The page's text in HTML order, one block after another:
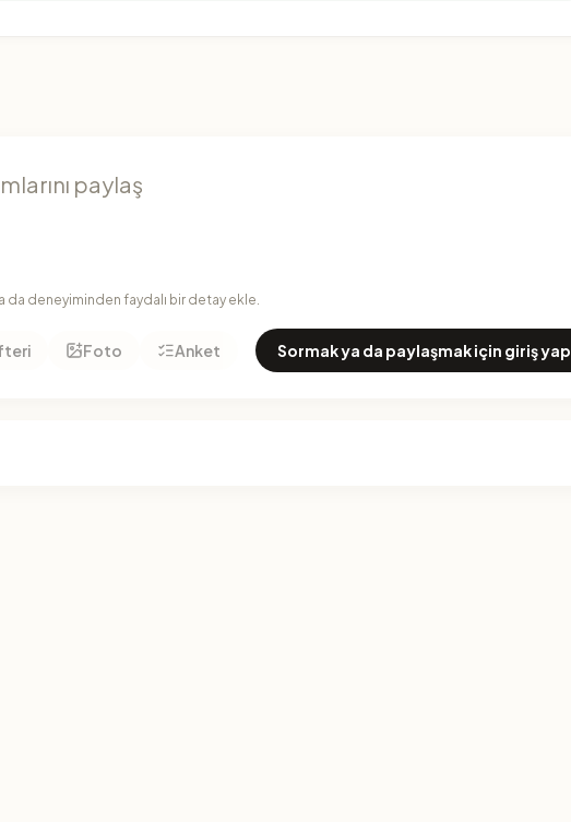
da deneyiminden faydalı bir detay ekle.
Foto Anket Sormak ya da paylaşmak için giriş yap